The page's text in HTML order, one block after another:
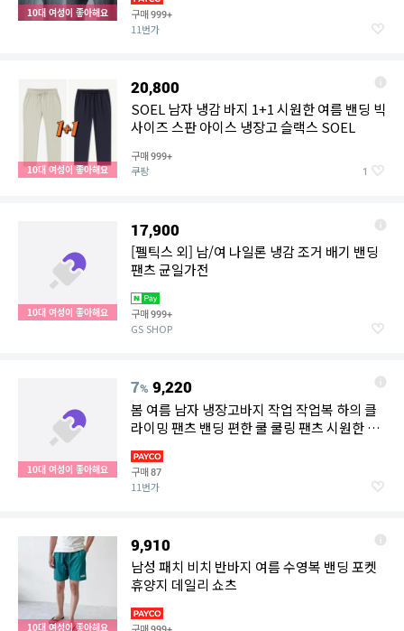
10대 여성이 좋아해요 구매999+
11번가
10대 여성이 좋아해요
20,800
SOEL 남자 냉감 바지 1+1 시원한 여름 밴딩 빅
사이즈 스판 아이스 냉장고 슬랙스 SOEL
구매999+
쿠팡 1
10대 여성이 좋아해요
17,900
[펠틱스 외] 남/여 나일론 냉감 조거 배기 밴딩
팬츠 균일가전
구매999+
GS SHOP
10대 여성이 좋아해요
7% 9,220
봄 여름 남자 냉장고바지 작업 작업복 하의 클
라이밍 팬츠 밴딩 편한 쿨 쿨링 팬츠 시원한 기
구매87
11번가
10대 여성이 좋아해요
9,910
남성 패치 비치 반바지 여름 수영복 밴딩 포켓
휴양지 데일리 쇼츠